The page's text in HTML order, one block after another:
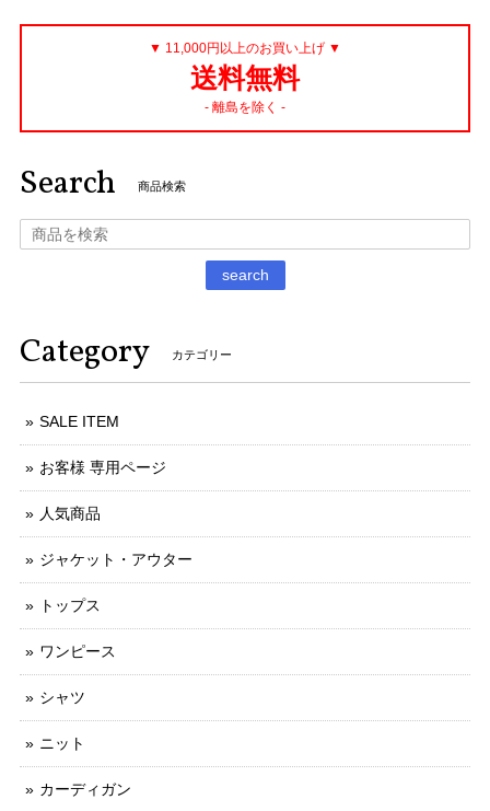
▼ 11,000円以上のお買い上げ ▼
送料無料
- 離島を除く -
Search 商品検索
search
Category カテゴリー
SALE ITEM
お客様 専用ページ
人気商品
ジャケット・アウター
トップス
ワンピース
シャツ
ニット
カーディガン